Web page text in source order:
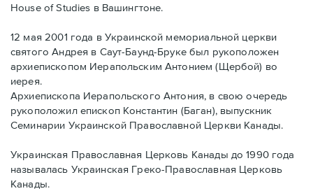
House of Studies в Вашингтоне.
12 мая 2001 года в Украинской мемориальной церкви
святого Андрея в Саут-Баунд-Бруке был рукоположен
архиепископом Иерапольским Антонием (Щербой) во
иерея.
Архиепископа Иерапольского Антония, в свою очередь
рукоположил епископ Константин (Баган), выпускник
Семинарии Украинской Православной Церкви Канады.
Украинская Православная Церковь Канады до 1990 года
называлась Украинская Греко-Православная Церковь
Канады.